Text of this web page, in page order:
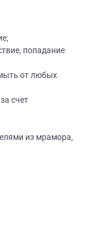
попадание
от любых
счет
из мрамора,